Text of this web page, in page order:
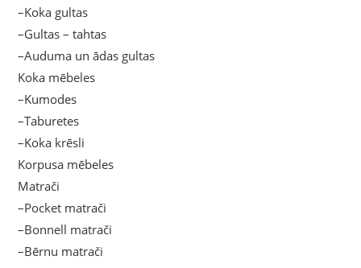
–Koka gultas
–Gultas – tahtas
–Auduma un ādas gultas
Koka mēbeles
–Kumodes
–Taburetes
–Koka krēsli
Korpusa mēbeles
Matrači
–Pocket matrači
–Bonnell matrači
–Bērnu matrači